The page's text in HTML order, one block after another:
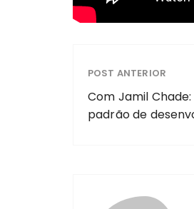
POST ANTERIOR
Com Jamil
padrão de